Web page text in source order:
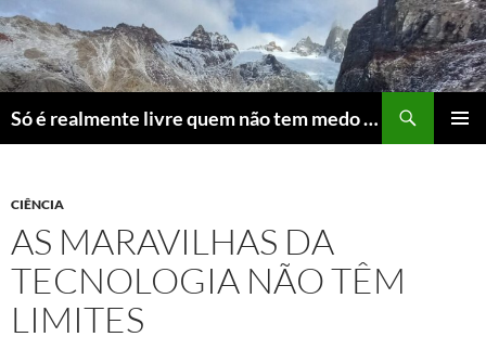
Skip
to
content
Só é realmente livre quem não tem medo do ridículo
CIÊNCIA
AS MARAVILHAS DA
TECNOLOGIA NÃO TÊM
LIMITES